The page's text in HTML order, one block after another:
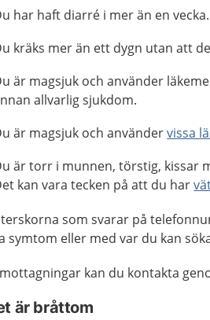
har haft diarré i mer än en vecka.
kräks mer än ett dygn utan att
är magsjuk och använder
allvarlig sjukdom.
är magsjuk och användervissa
är torr i munnen, törstig, kissar
kan vara tecken på att du har
som svarar på
symtom eller med var du kan
kan du kontakta
är bråttom